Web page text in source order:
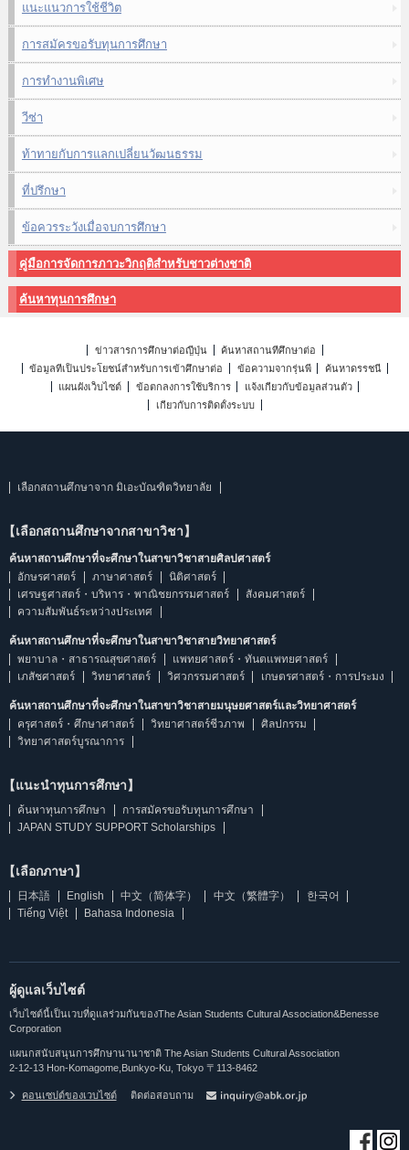
แนะแนวการใช้ชีวิต
การสมัครขอรับทุนการศึกษา
การทำงานพิเศษ
วีซ่า
ท้าทายกับการแลกเปลี่ยนวัฒนธรรม
ที่ปรึกษา
ข้อควรระวังเมื่อจบการศึกษา
คู่มือการจัดการภาวะวิกฤติสำหรับชาวต่างชาติ
ค้นหาทุนการศึกษา
ข่าวสารการศึกษาต่อญี่ปุ่น
ค้นหาสถานที่ศึกษาต่อ
ข้อมูลที่เป็นประโยชน์สำหรับการเข้าศึกษาต่อ
ข้อความจากรุ่นพี่
ค้นหาดรรชนี
แผนผังเว็บไซต์
ข้อตกลงการใช้บริการ
แจ้งเกี่ยวกับข้อมูลส่วนตัว
เกี่ยวกับการติดตั้งระบบ
เลือกสถานศึกษาจาก มิเอะบัณฑิตวิทยาลัย
【เลือกสถานศึกษาจากสาขาวิชา】
ค้นหาสถานศึกษาที่จะศึกษาในสาขาวิชาสายศิลปศาสตร์
อักษรศาสตร์
ภาษาศาสตร์
นิติศาสตร์
เศรษฐศาสตร์・บริหาร・พาณิชยกรรมศาสตร์
สังคมศาสตร์
ความสัมพันธ์ระหว่างประเทศ
ค้นหาสถานศึกษาที่จะศึกษาในสาขาวิชาสายวิทยาศาสตร์
พยาบาล・สาธารณสุขศาสตร์
แพทยศาสตร์・ทันตแพทยศาสตร์
เภสัชศาสตร์
วิทยาศาสตร์ วิศวกรรมศาสตร์ เกษตรศาสตร์・การประมง
ค้นหาสถานศึกษาที่จะศึกษาในสาขาวิชาสายมนุษยศาสตร์และวิทยาศาสตร์
ครุศาสตร์・ศึกษาศาสตร์
วิทยาศาสตร์ชีวภาพ
ศิลปกรรม
วิทยาศาสตร์บูรณาการ
【แนะนำทุนการศึกษา】
ค้นหาทุนการศึกษา
การสมัครขอรับทุนการศึกษา
JAPAN STUDY SUPPORT Scholarships
【เลือกภาษา】
日本語 English 中文（简体字） 中文（繁體字）
한국어
Tiếng Việt
Bahasa Indonesia
ผู้ดูแลเว็บไซต์
เว็บไซต์นี้เป็นเวบที่ดูแลร่วมกันของThe Asian Students Cultural Association&Benesse
Corporation
แผนกสนับสนุนการศึกษานานาชาติ The Asian Students Cultural Association
2-12-13 Hon-Komagome,Bunkyo-Ku, Tokyo 〒113-8462
คอนเซปต์ของเวบไซต์ ติดต่อสอบถาม